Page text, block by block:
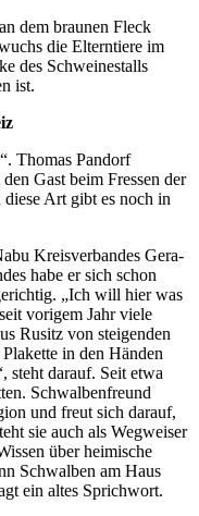
dem braunen Fleck
die Elterntiere im
des Schweinestalls
ist.
Thomas Pandorf
Gast beim Fressen der
Art gibt es noch in
Kreisverbandes Gera-
habe er sich schon
„Ich will hier was
vorigem Jahr viele
Rusitz von steigenden
in den Händen
steht darauf. Seit etwa
Schwalbenfreund
und freut sich darauf,
sie auch als Wegweiser
über heimische
Schwalben am Haus
ein altes Sprichwort.